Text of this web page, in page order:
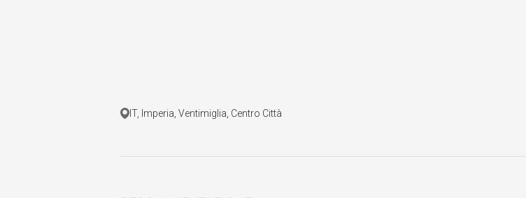
IT, Imperia, Ventimiglia, Centro Città